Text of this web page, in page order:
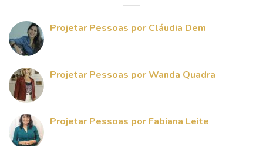
Projetar Pessoas por Cláudia Dem
Projetar Pessoas por Wanda Quadra
Projetar Pessoas por Fabiana Leite